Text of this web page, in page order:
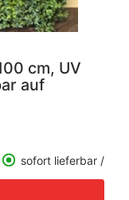
cm, UV
auf
sofort lieferbar /